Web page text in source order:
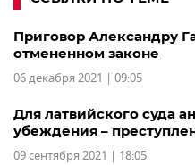
Приговор Александру
отмененном законе
06 декабря 2021 | 09:05
Для латвийского суда
убеждения –
09 сентября 2021 | 18:05